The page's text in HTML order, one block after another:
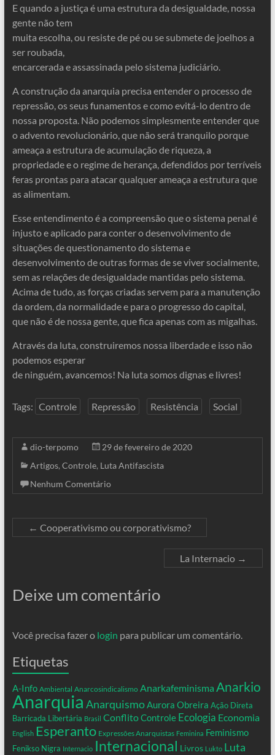
E quando a justiça é uma estrutura da desigualdade, nossa
gente não tem
muita escolha, ou resiste de pé ou se submete de joelhos a
ser roubada,
encarcerada e assassinada pelo sistema judiciário.
A construção da anarquia precisa entender o processo de
repressão, os seus funamentos e como evitá-lo dentro de
nossa proposta. Não podemos simplesmente entender que
o advento revolucionário, que não será tranquilo porque
ameaça a estrutura de acumulação de riqueza, a
propriedade e o regime de herança, defendidos por terríveis
feras prontas para atacar qualquer ameaça a estrutura que
as alimentam.
Esse entendimento é a compreensão que o sistema penal é
injusto e aplicado para conter o desenvolvimento de
situações de questionamento do sistema e
desenvolvimento de outras formas de se viver socialmente,
sem as relações de desigualdade mantidas pelo sistema.
Acima de tudo, as forças criadas servem para a manutenção
da ordem, da normalidade e para o progresso do capital,
que não é de nossa gente, que fica apenas com as migalhas.
Através da luta, construiremos nossa liberdade e isso não
podemos esperar
de ninguém, avancemos! Na luta somos dignas e livres!
Tags: Controle Repressão Resistência Social
dio-terpomo
29 de fevereiro de 2020
Artigos, Controle, Luta Antifascista
Nenhum Comentário
← Cooperativismo ou corporativismo?
La Internacio →
Deixe um comentário
Você precisa fazer o login para publicar um comentário.
Etiquetas
A-Info Ambiental Anarcosindicalismo Anarkafeminisma Anarkio
Anarquia AnarquismoAurora Obreira Ação Direta
Barricada Libertária Brasil ConflitoControle Ecologia Economia
English Esperanto Expressões Anarquistas Feminina Feminismo
Fenikso Nigra Internacio Internacional Livros Lukto Luta